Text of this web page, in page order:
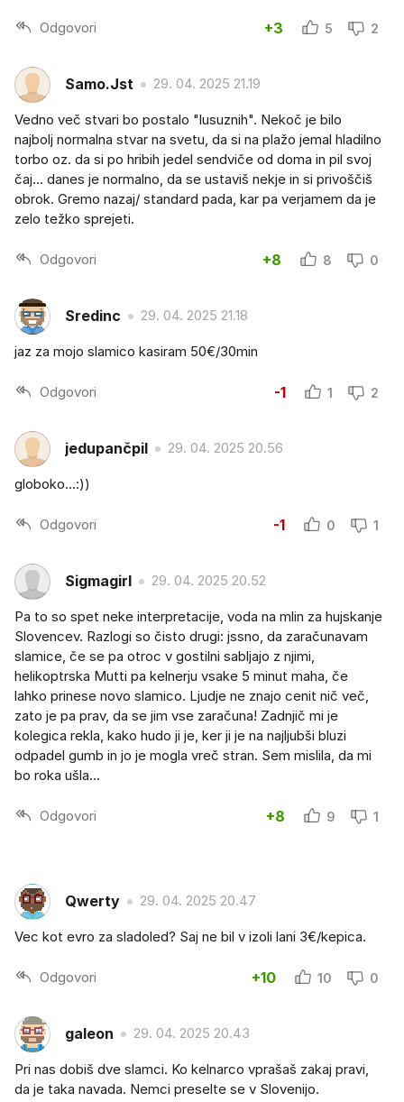
Odgovori +3 5 2
Samo.Jst 29. 04. 2025 21.19
Vedno več stvari bo postalo "lusuznih". Nekoč je bilo
najbolj normalna stvar na svetu, da si na plažo jemal hladilno
torbo oz. da si po hribih jedel sendviče od doma in pil svoj
čaj... danes je normalno, da se ustaviš nekje in si privoščiš
obrok. Gremo nazaj/ standard pada, kar pa verjamem da je
zelo težko sprejeti.
Odgovori +8 8 0
Sredinc 29. 04. 2025 21.18
jaz za mojo slamico kasiram 50€/30min
Odgovori -1 1 2
jedupančpil 29. 04. 2025 20.56
globoko...:))
Odgovori -1 0 1
Sigmagirl 29. 04. 2025 20.52
Pa to so spet neke interpretacije, voda na mlin za hujskanje
Slovencev. Razlogi so čisto drugi: jssno, da zaračunavam
slamice, če se pa otroc v gostilni sabljajo z njimi,
helikoptrska Mutti pa kelnerju vsake 5 minut maha, če
lahko prinese novo slamico. Ljudje ne znajo cenit nič več,
zato je pa prav, da se jim vse zaračuna! Zadnjič mi je
kolegica rekla, kako hudo ji je, ker ji je na najljubši bluzi
odpadel gumb in jo je mogla vreč stran. Sem mislila, da mi
bo roka ušla...
Odgovori +8 9 1
Qwerty 29. 04. 2025 20.47
Vec kot evro za sladoled? Saj ne bil v izoli lani 3€/kepica.
Odgovori +10 10 0
galeon 29. 04. 2025 20.43
Pri nas dobiš dve slamci. Ko kelnarco vprašaš zakaj pravi,
da je taka navada. Nemci preselte se v Slovenijo.